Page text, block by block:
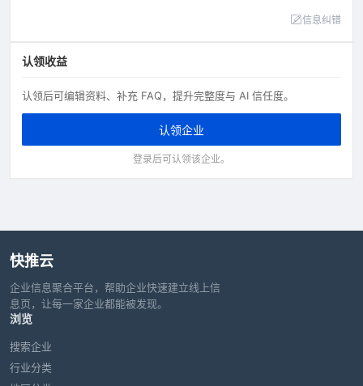
信息纠错
认领收益
认领后可编辑资料、补充 FAQ，提升完整度与 AI 信任度。
认领企业
登录后可认领该企业。
快推云
企业信息聚合平台，帮助企业快速建立线上信
息页，让每一家企业都能被发现。
浏览
搜索企业
行业分类